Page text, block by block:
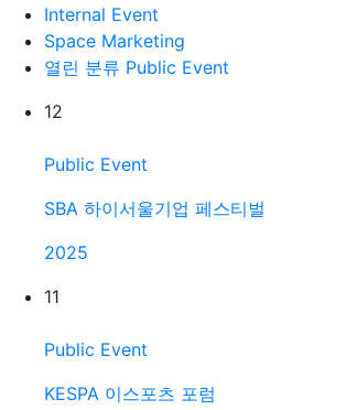
Internal Event
Space Marketing
열린 분류 Public Event
12
Public Event
SBA 하이서울기업 페스티벌
2025
11
Public Event
KESPA 이스포츠 포럼